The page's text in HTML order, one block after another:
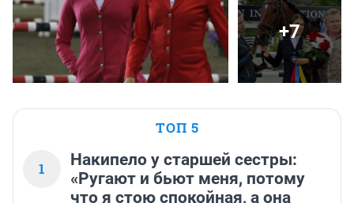
+7
ТОП 5
1
Накипело у старшей сестры:
«Ругают и бьют меня, потому
что я стою спокойная, а она